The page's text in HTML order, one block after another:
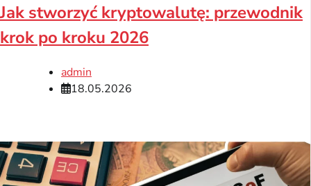
Jak stworzyć kryptowalutę: przewodnik
krok po kroku 2026
admin
18.05.2026